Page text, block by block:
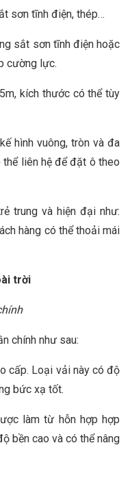
sơn tĩnh điện, thép…
sắt sơn tĩnh điện hoặc
cường lực.
kích thước có thể tùy
hình vuông, tròn và đa
liên hệ để đặt ô theo
trung và hiện đại như:
hàng có thể thoải mái
trời
chính như sau:
cấp. Loại vải này có độ
bức xạ tốt.
làm từ hỗn hợp hợp
bền cao và có thể nâng